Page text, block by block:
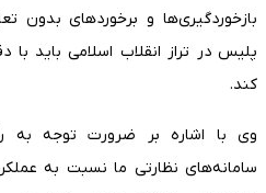
بازخوردگیری‌ها و برخوردهای
پلیس در تراز انقلاب اسلامی باید
کند.
وی با اشاره بر ضرورت توجه به
سامانه‌های نظارتی ما نسبت به